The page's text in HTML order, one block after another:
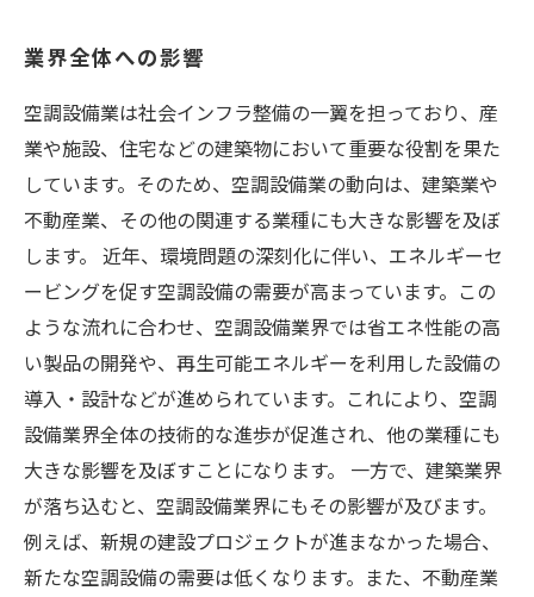
業界全体への影響
空調設備業は社会インフラ整備の一翼を担っており、産
業や施設、住宅などの建築物において重要な役割を果た
しています。そのため、空調設備業の動向は、建築業や
不動産業、その他の関連する業種にも大きな影響を及ぼ
します。 近年、環境問題の深刻化に伴い、エネルギーセ
ービングを促す空調設備の需要が高まっています。この
ような流れに合わせ、空調設備業界では省エネ性能の高
い製品の開発や、再生可能エネルギーを利用した設備の
導入・設計などが進められています。これにより、空調
設備業界全体の技術的な進歩が促進され、他の業種にも
大きな影響を及ぼすことになります。 一方で、建築業界
が落ち込むと、空調設備業界にもその影響が及びます。
例えば、新規の建設プロジェクトが進まなかった場合、
新たな空調設備の需要は低くなります。また、不動産業